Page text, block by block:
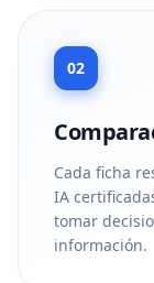
02
Cada ficha
IA
tomar
información.